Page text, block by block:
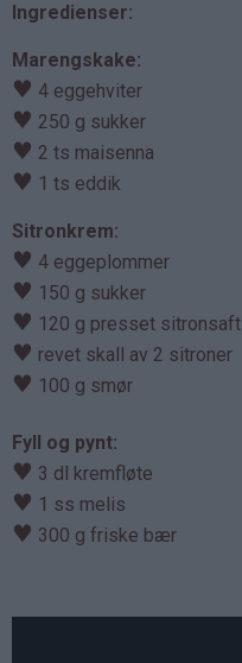
Ingredienser:
Marengskake:
♥ 4 eggehviter
♥ 250 g sukker
♥ 2 ts maisenna
♥ 1 ts eddik
Sitronkrem:
♥ 4 eggeplommer
♥ 150 g sukker
♥ 120 g presset sitronsaft
♥ revet skall av 2 sitroner
♥ 100 g smør
Fyll og pynt:
♥ 3 dl kremfløte
♥ 1 ss melis
♥ 300 g friske bær